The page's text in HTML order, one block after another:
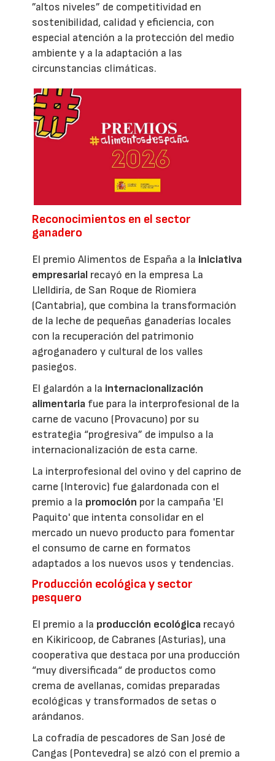
”altos niveles” de competitividad en
sostenibilidad, calidad y eficiencia, con
especial atención a la protección del medio
ambiente y a la adaptación a las
circunstancias climáticas.
Reconocimientos en el sector
ganadero
El premio Alimentos de España a la iniciativa
empresarial recayó en la empresa La
Llelldiría, de San Roque de Riomiera
(Cantabria), que combina la transformación
de la leche de pequeñas ganaderías locales
con la recuperación del patrimonio
agroganadero y cultural de los valles
pasiegos.
El galardón a la internacionalización
alimentaria fue para la interprofesional de la
carne de vacuno (Provacuno) por su
estrategia “progresiva” de impulso a la
internacionalización de esta carne.
La interprofesional del ovino y del caprino de
carne (Interovic) fue galardonada con el
premio a la promoción por la campaña 'El
Paquito' que intenta consolidar en el
mercado un nuevo producto para fomentar
el consumo de carne en formatos
adaptados a los nuevos usos y tendencias.
Producción ecológica y sector
pesquero
El premio a la producción ecológica recayó
en Kikiricoop, de Cabranes (Asturias), una
cooperativa que destaca por una producción
“muy diversificada“ de productos como
crema de avellanas, comidas preparadas
ecológicas y transformados de setas o
arándanos.
La cofradía de pescadores de San José de
Cangas (Pontevedra) se alzó con el premio a